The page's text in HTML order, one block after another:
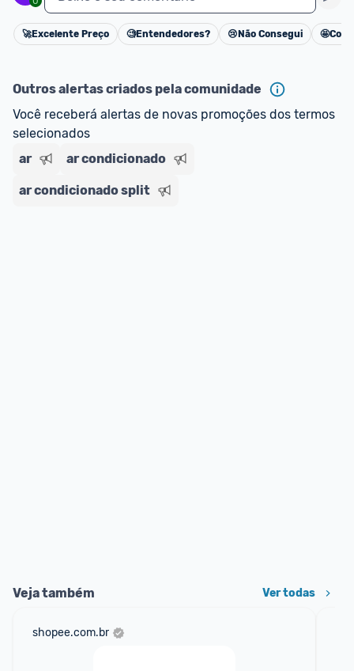
Cancelar
🚀Excelente Preço 🧐Entendedores? 😢 Não Consegui 🤩
Outros alertas criados pela comunidade
Você receberá alertas de novas promoções dos termos
selecionados
ar
ar condicionado
ar condicionado split
Veja também Ver todas
shopee.com.br